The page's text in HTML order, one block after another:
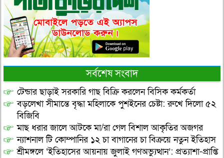
সর্বশেষ সংবাদ
টেন্ডার ছাড়াই সরকারি গাছ বিক্রি করলেন বিসিক কর্মকর্তা
বড়লেখা সীমান্তে বৃদ্ধা মহিলাকে পুশইনের চেষ্টা: রুখে দিলো ৫২
বিজিবি
মাছ ধরার জালে আটকে মা/রা গেল বিশাল আকৃতির অজগর
ন্যাশনাল টি কোম্পানির ১২ চা বাগানের চা বিক্রয়ে নতুন ইতিহাস
শ্রীমঙ্গলে ‘ইতিহাসের আয়নায় জুলাই গণঅভ্যুত্থান’: প্রত্যাশা-প্রাপ্তি